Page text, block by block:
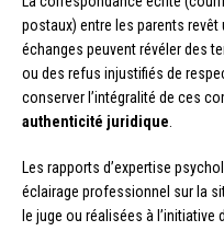
postaux) entre les parents
échanges peuvent révéler des
ou des refus injustifiés de
conserver l’intégralité de ces
authenticité juridique.
Les rapports d’expertise
éclairage professionnel sur la
le juge ou réalisées à